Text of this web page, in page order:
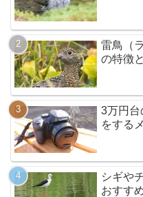
雷鳥（
の特徴
3万円
をする
シギや
おすす